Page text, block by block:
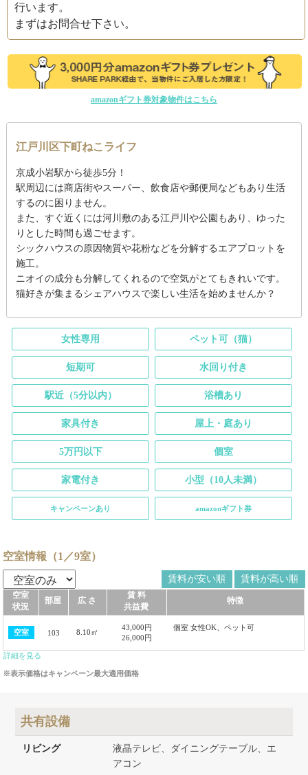
行います。
まずはお問合せ下さい。
amazonギフト券対象物件はこちら
江戸川区下町ねこライフ
京成小岩駅から徒歩5分！
駅周辺には商店街やスーパー、飲食店や郵便局などもあり生活
するのに困りません。
また、すぐ近くには河川敷のある江戸川や公園もあり、ゆった
りとした時間も過ごせます。
シックハウスの原因物質や花粉などを分解するエアプロットを
施工。
ニオイの成分も分解してくれるので空気がとてもきれいです。
猫好きが集まるシェアハウスで楽しい生活を始めませんか？
女性専用 ペット可（猫）
短期可 水回り付き
駅近（5分以内） 浴槽あり
家具付き 屋上・庭あり
5万円以下 個室
家電付き 小型（10人未満）
キャンペーンあり amazonギフト券
空室情報（1／9室）
賃料が安い順 賃料が高い順
空室
状況
部屋 広 さ
賃 料
共益費
特徴
空室 103 8.10㎡
43,000円
26,000円
個室 女性OK、ペット可
詳細を見る
※表示価格はキャンペーン最大適用価格
共有設備
リビング
液晶テレビ、ダイニングテーブル、エ
アコン